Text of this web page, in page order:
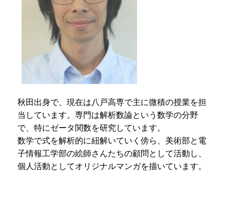
秋田出身で、現在は八戸高専で主に微積の授業を担
当しています。専門は解析数論という数学の分野
で、特にゼータ関数を研究しています。
数学で式を解析的に紐解いていく傍ら、美術部と電
子情報工学部の絵師さんたちの顧問として活動し、
個人活動としてオリジナルマンガを描いています。